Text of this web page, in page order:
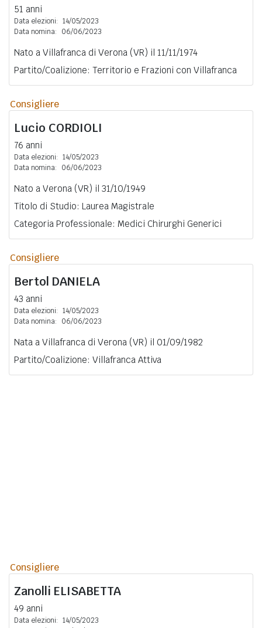
51 anni
Data elezioni: 14/05/2023
Data nomina:
06/06/2023
Nato a Villafranca di Verona (VR) il 11/11/1974
Partito/Coalizione: Territorio e Frazioni con Villafranca
Consigliere
Lucio CORDIOLI
76 anni
Data elezioni: 14/05/2023
Data nomina:
06/06/2023
Nato a Verona (VR) il 31/10/1949
Titolo di Studio: Laurea Magistrale
Categoria Professionale: Medici Chirurghi Generici
Consigliere
Bertol DANIELA
43 anni
Data elezioni: 14/05/2023
Data nomina:
06/06/2023
Nata a Villafranca di Verona (VR) il 01/09/1982
Partito/Coalizione: Villafranca Attiva
Consigliere
Zanolli ELISABETTA
49 anni
Data elezioni: 14/05/2023